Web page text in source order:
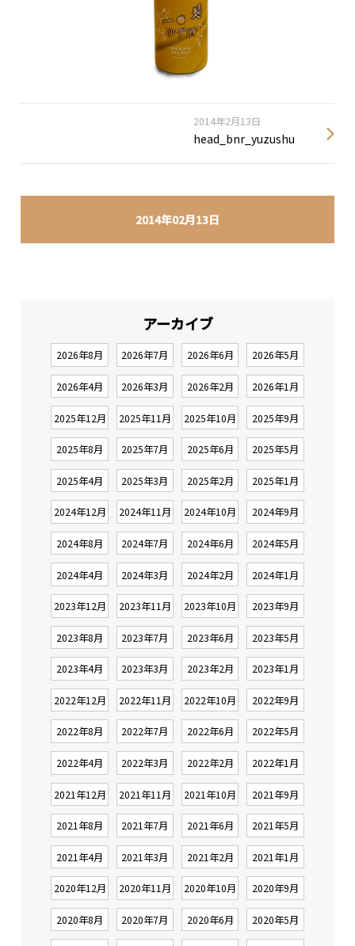
2014年02月13日
2014年2月13日
head_bnr_yuzushu
アーカイブ
2026年8月 2026年7月 2026年6月 2026年5月
2026年4月 2026年3月 2026年2月 2026年1月
2025年12月 2025年11月 2025年10月 2025年9月
2025年8月 2025年7月 2025年6月 2025年5月
2025年4月 2025年3月 2025年2月 2025年1月
2024年12月 2024年11月 2024年10月 2024年9月
2024年8月 2024年7月 2024年6月 2024年5月
2024年4月 2024年3月 2024年2月 2024年1月
2023年12月 2023年11月 2023年10月 2023年9月
2023年8月 2023年7月 2023年6月 2023年5月
2023年4月 2023年3月 2023年2月 2023年1月
2022年12月 2022年11月 2022年10月 2022年9月
2022年8月 2022年7月 2022年6月 2022年5月
2022年4月 2022年3月 2022年2月 2022年1月
2021年12月 2021年11月 2021年10月 2021年9月
2021年8月 2021年7月 2021年6月 2021年5月
2021年4月 2021年3月 2021年2月 2021年1月
2020年12月 2020年11月 2020年10月 2020年9月
2020年8月 2020年7月 2020年6月 2020年5月